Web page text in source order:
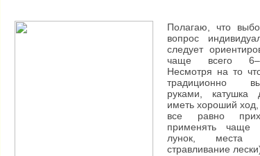
Полагаю, что
вопрос
следует
чаще всего
Несмотря на то
традиционно
руками, катушка
иметь хороший
все равно
применять чаще
лунок, места
стравливание